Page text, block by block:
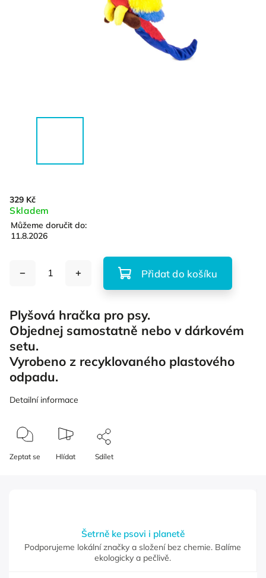
329 Kč
Skladem
Můžeme doručit do:
11.8.2026
Přidat do košíku
Plyšová hračka pro psy.
Objednej samostatně nebo v dárkovém
setu.
Vyrobeno z recyklovaného plastového
odpadu.
Detailní informace
Zeptat se Hlídat Sdílet
Šetrně ke psovi i planetě
Podporujeme lokální značky a složení bez chemie. Balíme
ekologicky a pečlivě.